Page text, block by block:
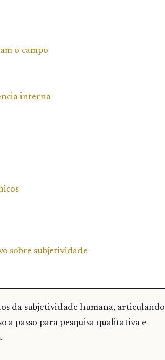
o campo
interna
sobre subjetividade
da subjetividade humana, articulando
a passo para pesquisa qualitativa e